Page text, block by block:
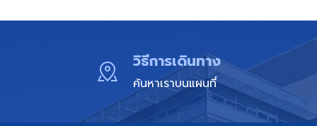
วิธีการเดินทาง
ค้นหาเราบนแผนที่